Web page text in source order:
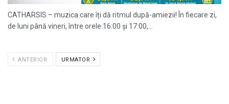
CATHARSIS – muzica care îți dă ritmul după-amiezii! În fiecare zi,
de luni până vineri, între orele 16:00 și 17:00,...
ANTERIOR URMATOR